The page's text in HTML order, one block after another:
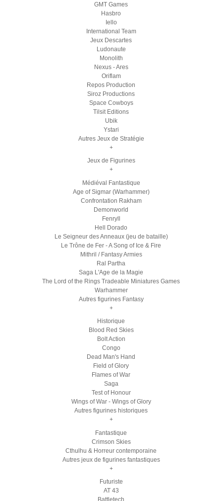
GMT Games
Hasbro
Iello
International Team
Jeux Descartes
Ludonaute
Monolith
Nexus - Ares
Oriflam
Repos Production
Siroz Productions
Space Cowboys
Tilsit Editions
Ubik
Ystari
Autres Jeux de Stratégie
+
Jeux de Figurines
+
Médiéval Fantastique
Age of Sigmar (Warhammer)
Confrontation Rakham
Demonworld
Fenryll
Hell Dorado
Le Seigneur des Anneaux (jeu de bataille)
Le Trône de Fer - A Song of Ice & Fire
Mithril / Fantasy Armies
Ral Partha
Saga L'Age de la Magie
The Lord of the Rings Tradeable Miniatures Games
Warhammer
Autres figurines Fantasy
+
Historique
Blood Red Skies
Bolt Action
Congo
Dead Man's Hand
Field of Glory
Flames of War
Saga
Test of Honour
Wings of War - Wings of Glory
Autres figurines historiques
+
Fantastique
Crimson Skies
Cthulhu & Horreur contemporaine
Autres jeux de figurines fantastiques
+
Futuriste
AT 43
Battletech